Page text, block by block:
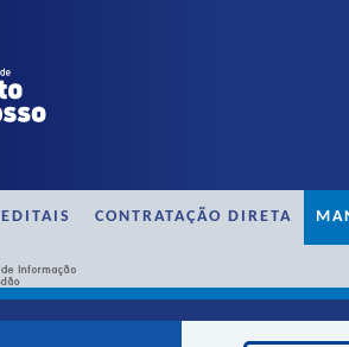
EDITAIS CONTRATAÇÃO DIRETA
/ Servidor